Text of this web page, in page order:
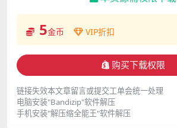
5金币 VIP折扣
购买下载权限
链接失效本文章留言或提交工单会统一处理
电脑安装"Bandizip"软件解压
手机安装"解压缩全能王"软件解压